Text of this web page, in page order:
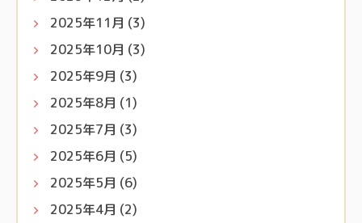
2025年11月 (3)
2025年10月 (3)
2025年9月 (3)
2025年8月 (1)
2025年7月 (3)
2025年6月 (5)
2025年5月 (6)
2025年4月 (2)